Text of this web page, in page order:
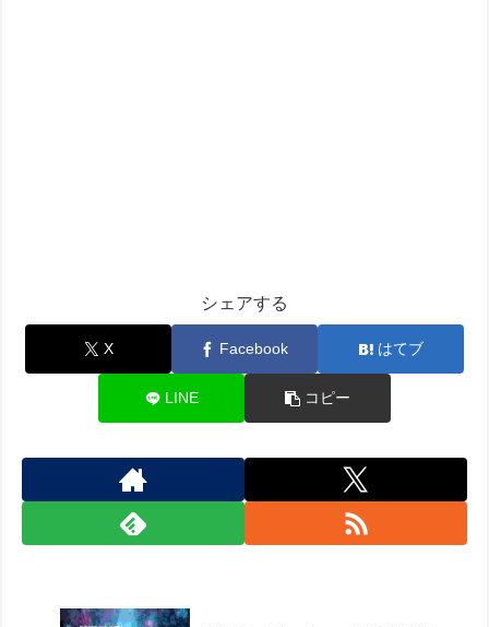
シェアする
X Facebook はてブ
LINE コピー